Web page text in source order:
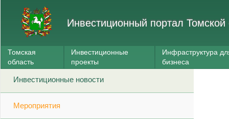
Инвестиционный портал Томской
Томская
область
Инвестиционные
проекты
Инфраструктура
бизнеса
Инвестиционные новости
Мероприятия